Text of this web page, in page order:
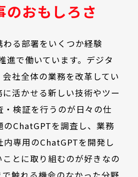
のおもしろさ
わる部署をいくつか経験
進で働いています。デジタ
社全体の業務を改革してい
に活かせる新しい技術やツー
・検証を行うのが日々の仕
のChatGPTを調査し、業務
内専用のChatGPTを開発し
とに取り組むのが好きなの